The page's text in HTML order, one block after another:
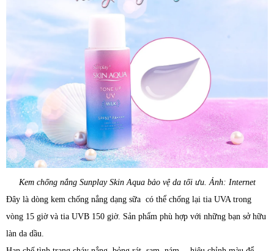
Kem chống nắng Sunplay Skin Aqua bảo vệ da tối ưu. Ảnh: Internet
Đây là dòng kem chống nắng dạng sữa có thể chống lại tia UVA trong
vòng 15 giờ và tia UVB 150 giờ. Sản phẩm phù hợp với những bạn sở hữu
làn da dầu.